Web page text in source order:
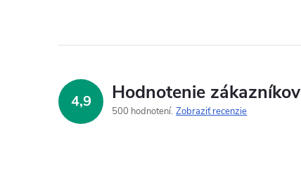
4,9 Hodnotenie zákazníkov
500 hodnotení Zobraziť recenzie